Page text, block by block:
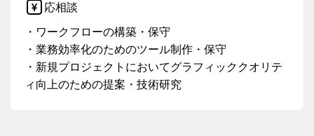
応相談
・ワークフローの構築・保守
・業務効率化のためのツール制作・保守
・新規プロジェクトにおいてグラフィッククオリテ
ィ向上のための提案・技術研究